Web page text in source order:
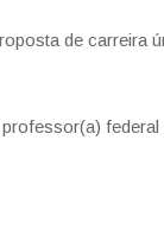
de carreira